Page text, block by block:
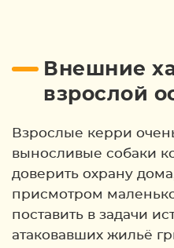
Внешние
взрослой
Взрослые керри
выносливые собаки
доверить охрану
присмотром
поставить в задачи
атаковавших жильё